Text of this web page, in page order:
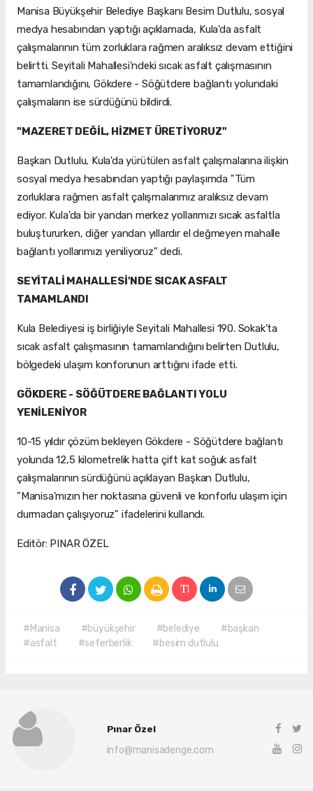
Manisa Büyükşehir Belediye Başkanı Besim Dutlulu, sosyal
medya hesabından yaptığı açıklamada, Kula'da asfalt
çalışmalarının tüm zorluklara rağmen aralıksız devam ettiğini
belirtti. Seyitali Mahallesi'ndeki sıcak asfalt çalışmasının
tamamlandığını, Gökdere - Söğütdere bağlantı yolundaki
çalışmaların ise sürdüğünü bildirdi.
"MAZERET DEĞİL, HİZMET ÜRETİYORUZ"
Başkan Dutlulu, Kula'da yürütülen asfalt çalışmalarına ilişkin
sosyal medya hesabından yaptığı paylaşımda "Tüm
zorluklara rağmen asfalt çalışmalarımız aralıksız devam
ediyor. Kula'da bir yandan merkez yollarımızı sıcak asfaltla
buluştururken, diğer yandan yıllardır el değmeyen mahalle
bağlantı yollarımızı yeniliyoruz" dedi.
SEYİTALİ MAHALLESİ'NDE SICAK ASFALT
TAMAMLANDI
Kula Belediyesi iş birliğiyle Seyitali Mahallesi 190. Sokak'ta
sıcak asfalt çalışmasının tamamlandığını belirten Dutlulu,
bölgedeki ulaşım konforunun arttığını ifade etti.
GÖKDERE - SÖĞÜTDERE BAĞLANTI YOLU
YENİLENİYOR
10-15 yıldır çözüm bekleyen Gökdere - Söğütdere bağlantı
yolunda 12,5 kilometrelik hatta çift kat soğuk asfalt
çalışmalarının sürdüğünü açıklayan Başkan Dutlulu,
"Manisa'mızın her noktasına güvenli ve konforlu ulaşım için
durmadan çalışıyoruz" ifadelerini kullandı.
Editör: PINAR ÖZEL
#Manisa #büyükşehir #belediye
#başkan
#asfalt
#seferberlik #besim dutlulu
Pınar Özel
info@manisadenge.com